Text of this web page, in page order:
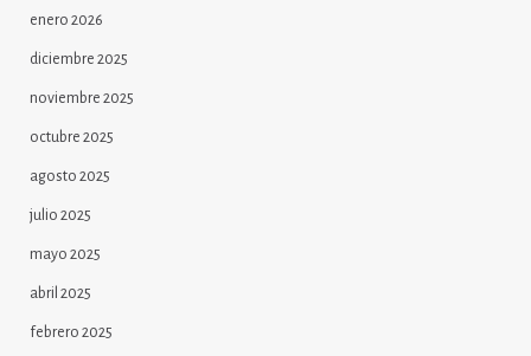
enero 2026
diciembre 2025
noviembre 2025
octubre 2025
agosto 2025
julio 2025
mayo 2025
abril 2025
febrero 2025